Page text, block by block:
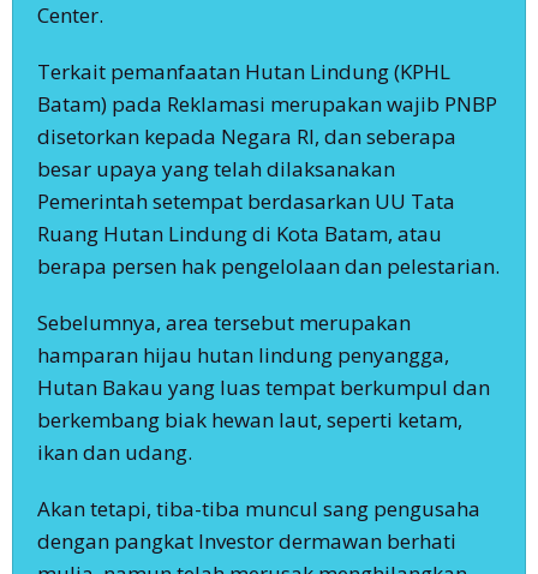
Center.
Terkait pemanfaatan Hutan Lindung (KPHL
Batam) pada Reklamasi merupakan wajib PNBP
disetorkan kepada Negara RI, dan seberapa
besar upaya yang telah dilaksanakan
Pemerintah setempat berdasarkan UU Tata
Ruang Hutan Lindung di Kota Batam, atau
berapa persen hak pengelolaan dan pelestarian.
Sebelumnya, area tersebut merupakan
hamparan hijau hutan lindung penyangga,
Hutan Bakau yang luas tempat berkumpul dan
berkembang biak hewan laut, seperti ketam,
ikan dan udang.
Akan tetapi, tiba-tiba muncul sang pengusaha
dengan pangkat Investor dermawan berhati